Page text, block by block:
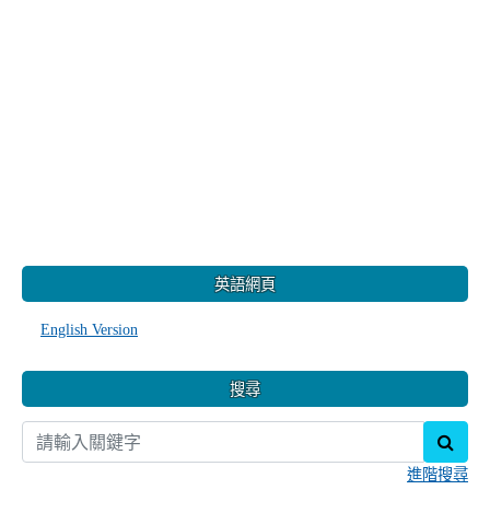
英語網頁
English Version
搜尋
進階搜尋